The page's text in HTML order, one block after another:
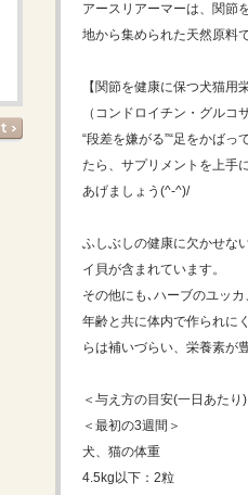
アースリアーマーは、関節
地から集められた天然原料
【関節を健康に保つ犬猫用
（コンドロイチン・グルコ
“段差を嫌がる”“足をかば
たら、サプリメントを上手
あげましょう(^-^)/
ふしぶしの健康に欠かせな
イ貝が含まれています。
その他にも､ハーブのユッカ
年齢と共に体内で作られに
らは補いづらい、栄養素が
＜与え方の目安(一日あたり)
＜最初の3週間＞
犬、猫の体重
4.5kg以下：2粒